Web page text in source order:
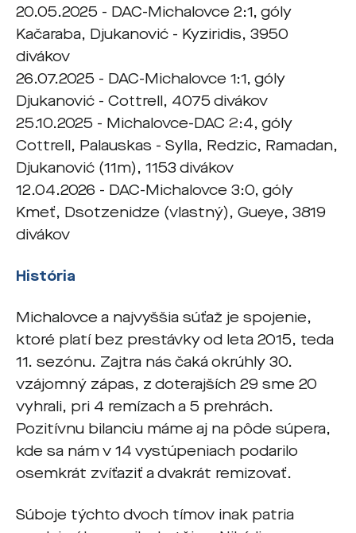
20.05.2025 - DAC-Michalovce 2:1, góly
Kačaraba, Djukanović - Kyziridis, 3950
divákov
26.07.2025 - DAC-Michalovce 1:1, góly
Djukanović - Cottrell, 4075 divákov
25.10.2025 - Michalovce-DAC 2:4, góly
Cottrell, Palauskas - Sylla, Redzic, Ramadan,
Djukanović (11m), 1153 divákov
12.04.2026 - DAC-Michalovce 3:0, góly
Kmeť, Dsotzenidze (vlastný), Gueye, 3819
divákov
História
Michalovce a najvyššia súťaž je spojenie,
ktoré platí bez prestávky od leta 2015, teda
11. sezónu. Zajtra nás čaká okrúhly 30.
vzájomný zápas, z doterajších 29 sme 20
vyhrali, pri 4 remízach a 5 prehrách.
Pozitívnu bilanciu máme aj na pôde súpera,
kde sa nám v 14 vystúpeniach podarilo
osemkrát zvíťaziť a dvakrát remizovať.
Súboje týchto dvoch tímov inak patria